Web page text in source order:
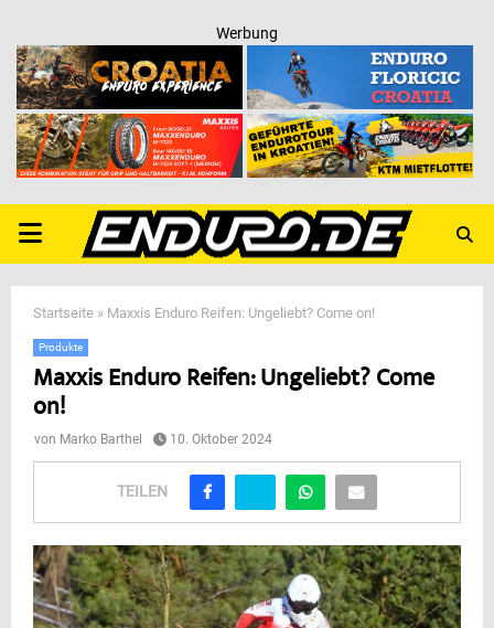
Werbung
PRIMARY
MENU
Startseite » Maxxis Enduro Reifen: Ungeliebt? Come on!
Produkte
Maxxis Enduro Reifen: Ungeliebt? Come
on!
von Marko Barthel 10. Oktober 2024
TEILEN